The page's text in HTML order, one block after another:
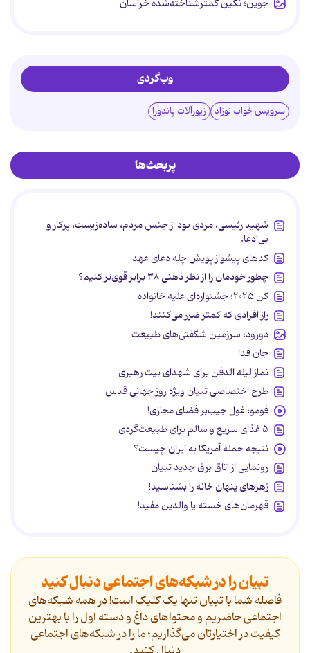
جوین؛ نگین کمترشناخته‌شده خراسان
وب‌گردی
سرویس خواب نوزاد زیورآلات پاندورا
پربحث‌ها
شهید رئیسی، مردی بود از جنس مردم، ساده‌زیست، پرکار و
بی‌ادعا.
کدهای پیشواز پویش چله دعای عهد
چطور خودمان را از نظر ذهنی ۳۸ برابر قوی‌تر کنیم؟
کن ۲۰۲۵؛ جشنواره‌ای علیه خانواده
راز افرادی که کمتر ضرر می‌کنند!
دورود، سرزمین شگفتی‌های طبیعت
جان فدا
نماز لیله الدفن برای شهدای بیت رهبری
طرح اختصاصی تبیان ویژه روز جهانی قدس
فومو؛ غول جیب‌بر فضای مجازی!
۵ غذای سریع و سالم برای طبیعت‌گردی
نتیجه حمله آمریکا به ایران چیست؟
رونمایی از اتاق برق جدید تبیان
زهرهای پنهان خانه را بشناسید!
قهرمان‌های خسته یا والدین مفید!
تبیان را در شبکه‌های اجتماعی دنبال کنید
فاصله شما با تبیان تنها یک کلیک است! در همه شبکه‌های
اجتماعی حاضریم و محتواهای داغ و دسته اول را با بهترین
کیفیت در اختیارتان می‌گذاریم؛ ما را در شبکه‌های اجتماعی